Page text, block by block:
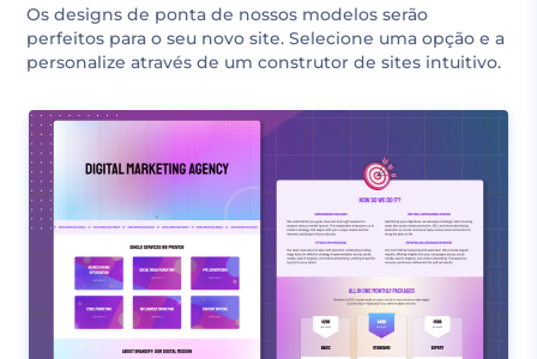
Os designs de ponta de nossos modelos serão
perfeitos para o seu novo site. Selecione uma opção e a
personalize através de um construtor de sites intuitivo.